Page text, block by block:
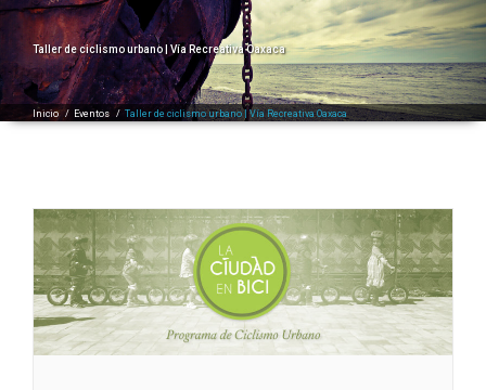
Taller de ciclismo urbano | Vía Recreativa Oaxaca
Inicio / Eventos / Taller de ciclismo urbano | Vía Recreativa Oaxaca